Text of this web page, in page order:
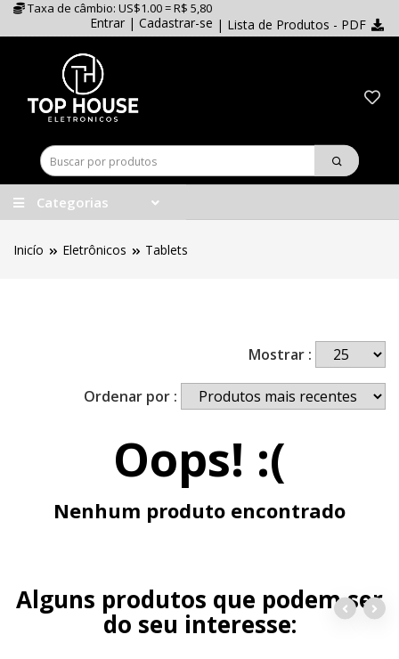
Taxa de câmbio: US$1.00 = R$ 5,80
Entrar | Cadastrar-se | Lista de Produtos - PDF
Categorias
Inicío Eletrônicos Tablets
Mostrar :
Ordenar por :
Oops! :(
Nenhum produto encontrado
Alguns produtos que podem ser
do seu interesse: